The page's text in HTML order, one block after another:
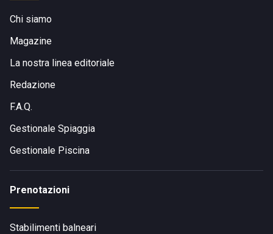
Chi siamo
Magazine
La nostra linea editoriale
Redazione
F.A.Q.
Gestionale Spiaggia
Gestionale Piscina
Prenotazioni
Stabilimenti balneari